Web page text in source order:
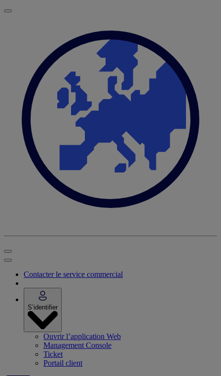
Contacter le service commercial
S’identifier
Ouvrir l’application Web
Management Console
Ticket
Portail client